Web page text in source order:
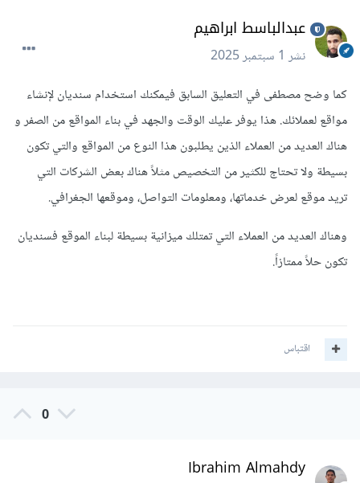
عبدالباسط ابراهيم
نشر1 سبتمبر 2025
كما وضح مصطفى في التعليق السابق فيمكنك استخدام سنديان لإنشاء
مواقع لعملائك. هذا يوفر عليك الوقت والجهد في بناء المواقع من الصفر و
هناك العديد من العملاء الذين يطلبون هذا النوع من المواقع والتي تكون
بسيطة ولا تحتاج للكثير من التخصيص مثلاً هناك بعض الشركات التي
تريد موقع لعرض خدماتها، ومعلومات التواصل، وموقعها الجغرافي.
وهناك العديد من العملاء التي تمتلك ميزانية بسيطة لبناء الموقع فسنديان
تكون حلاً ممتازاً.
اقتباس
0
Ibrahim Almahdy